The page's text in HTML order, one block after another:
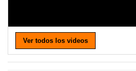
Ver todos los videos